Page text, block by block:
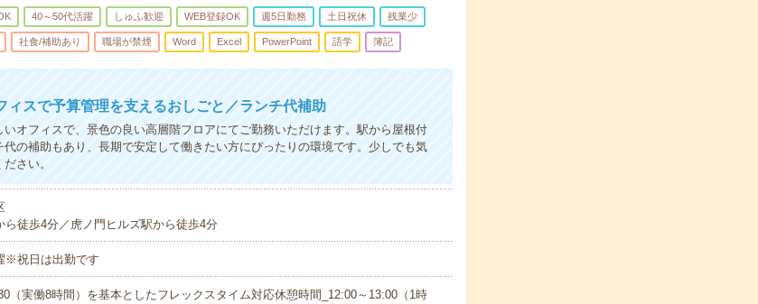
40～50代活躍 しゅふ歓迎 WEB登録OK 週5日勤務 土日祝休 残業少
社食/補助あり 職場が禁煙 Word Excel PowerPoint 語学 簿記
ィスで予算管理を支えるおしごと／ランチ代補助
オフィスで、景色の良い高層階フロアにてご勤務いただけます。駅から屋根付
代の補助もあり、長期で安定して働きたい方にぴったりの環境です。少しでも気
さい。
ら徒歩4分／虎ノ門ヒルズ駅から徒歩4分
※祝日は出勤です
（実働8時間）を基本としたフレックスタイム対応休憩時間_12:00～13:00（1時